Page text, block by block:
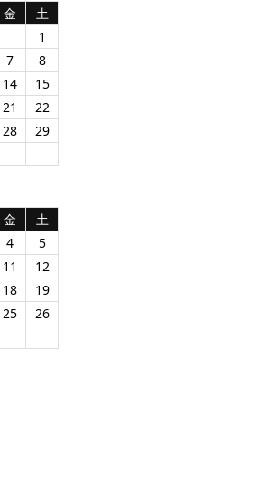
金
土
1
7
8
14
15
21
22
28
29
金
土
4
5
11
12
18
19
25
26